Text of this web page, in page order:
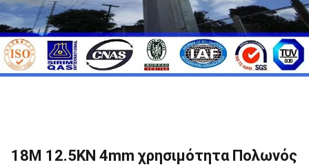
18M 12.5KN 4mm χρησιμότητα Πολωνός